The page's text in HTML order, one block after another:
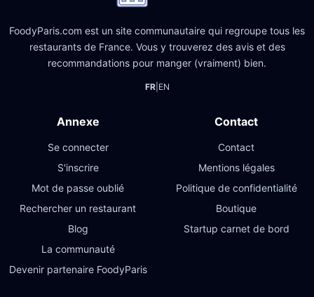
FoodyParis.com est un site communautaire qui regroupe tous les
restaurants de France. Vous y trouverez des avis et des
recommandations pour manger (vraiment) bien.
FR| EN
Annexe
Se connecter
S'inscrire
Mot de passe oublié
Rechercher un restaurant
Blog
La communauté
Devenir partenaire FoodyParis
Contact
Contact
Mentions légales
Politique de confidentialité
Boutique
Startup carnet de bord